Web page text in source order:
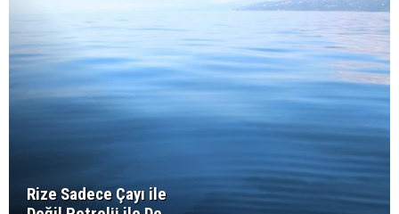
Rize Sadece Çayı ile